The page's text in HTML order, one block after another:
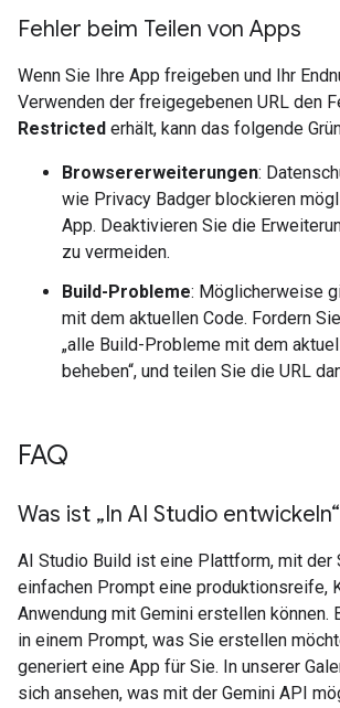
Fehler beim Teilen von Apps
Wenn Sie Ihre App freigeben und Ihr
Verwenden der freigegebenen URL den
Restricted erhält, kann das folgende
Browsererweiterungen:
wie Privacy Badger blockieren
App. Deaktivieren Sie die
zu vermeiden.
Build-Probleme: Möglicherweise
mit dem aktuellen Code. Fordern
„alle Build-Probleme mit dem
beheben“, und teilen Sie die URL
FAQ
Was ist „In AI Studio
AI Studio Build ist eine Plattform, mit der
einfachen Prompt eine produktionsreife,
Anwendung mit Gemini erstellen können.
in einem Prompt, was Sie erstellen
generiert eine App für Sie. In unserer
sich ansehen, was mit der Gemini API